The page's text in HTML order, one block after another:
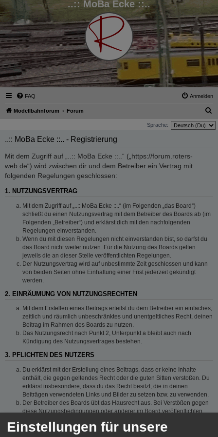
..:: MoBa Ecke ::..
FAQ Anmelden
Modellbahnforum Forum
u
Sprache:
..:: MoBa Ecke ::.. - Registrierung
Mit dem Zugriff auf „..:: MoBa Ecke ::..“ („https://forum.roters-
web.de“) wird zwischen dir und dem Betreiber ein Vertrag mit
folgenden Regelungen geschlossen:
1. NUTZUNGSVERTRAG
Mit dem Zugriff auf „..:: MoBa Ecke ::..“ (im Folgenden „das Board“)
schließt du einen Nutzungsvertrag mit dem Betreiber des Boards ab (im
Folgenden „Betreiber“) und erklärst dich mit den nachfolgenden
Regelungen einverstanden.
Wenn du mit diesen Regelungen nicht einverstanden bist, so darfst du
das Board nicht weiter nutzen. Für die Nutzung des Boards gelten
jeweils die an dieser Stelle veröffentlichten Regelungen.
Der Nutzungsvertrag wird auf unbestimmte Zeit geschlossen und kann
von beiden Seiten ohne Einhaltung einer Frist jederzeit gekündigt
werden.
2. EINRÄUMUNG VON NUTZUNGSRECHTEN
Mit dem Erstellen eines Beitrags erteilst du dem Betreiber ein einfaches,
zeitlich und räumlich unbeschränktes und unentgeltliches Recht, deinen
Beitrag im Rahmen des Boards zu nutzen.
Das Nutzungsrecht nach Punkt 2, Unterpunkt a bleibt auch nach
Kündigung des Nutzungsvertrages bestehen.
3. PFLICHTEN DES NUTZERS
Du erklärst mit der Erstellung eines Beitrags, dass er keine Inhalte
enthält, die gegen geltendes Recht oder die guten Sitten verstoßen. Du
erklärst insbesondere, dass du das Recht besitzt, die in deinen
Beiträgen verwendeten Links und Bilder zu setzen bzw. zu verwenden.
Der Betreiber des Boards übt das Hausrecht aus. Bei Verstößen gegen
diese Nutzungsbedingungen oder anderer im Board veröffentlichten
dauerhaft von der Nutzung dieses Boards ausschließen und dir ein
Einstellungen für unsere